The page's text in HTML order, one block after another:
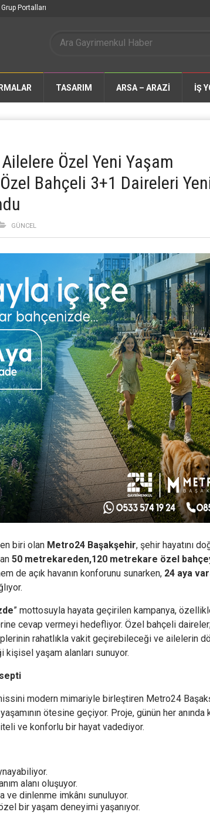
Portalları
TASARIM ARSA – ARAZİ İŞ
Özel Yeni Yaşam
Bahçeli 3+1 Daireleri
GÜNCEL
biri olan Metro24 Başakşehir, şehir hayatını
50 metrekareden,120 metrekare özel
de açık havanın konforunu sunarken, 24 aya
” mottosuyla hayata geçirilen kampanya,
cevap vermeyi hedefliyor. Özel bahçeli
rahatlıkla vakit geçirebileceği ve ailelerin
kişisel yaşam alanları sunuyor.
modern mimariyle birleştiren Metro24
ötesine geçiyor. Proje, günün her anında
ve konforlu bir hayat vadediyor.
alanı oluşuyor.
ve dinlenme imkânı sunuluyor.
bir yaşam deneyimi yaşanıyor.